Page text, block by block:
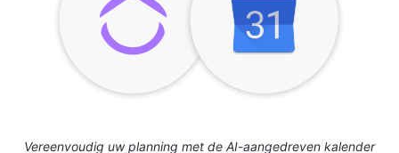
Vereenvoudig uw planning met de AI-aangedreven kalender